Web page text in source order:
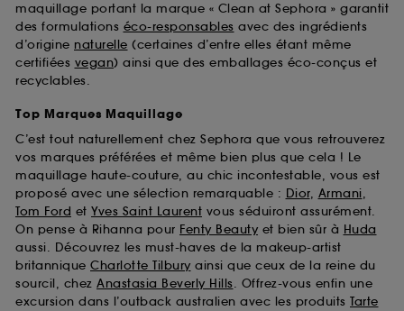
maquillage portant la marque « Clean at Sephora » garantit
des formulations éco-responsables avec des ingrédients
d’origine naturelle (certaines d’entre elles étant même
certifiées vegan) ainsi que des emballages éco-conçus et
recyclables.
Top Marques Maquillage
C’est tout naturellement chez Sephora que vous retrouverez
vos marques préférées et même bien plus que cela ! Le
maquillage haute-couture, au chic incontestable, vous est
proposé avec une sélection remarquable : Dior, Armani,
Tom Ford et Yves Saint Laurent vous séduiront assurément.
On pense à Rihanna pour Fenty Beauty et bien sûr à Huda
aussi. Découvrez les must-haves de la makeup-artist
britannique Charlotte Tilbury ainsi que ceux de la reine du
sourcil, chez Anastasia Beverly Hills. Offrez-vous enfin une
excursion dans l’outback australien avec les produits Tarte